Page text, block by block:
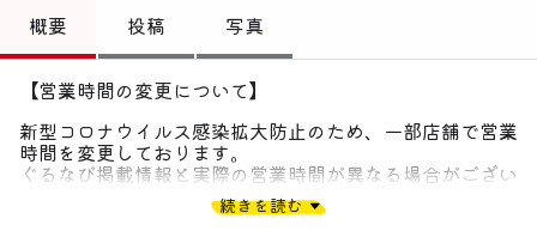
トップ
偏愛コミュニティ
投稿
偏愛記事
概要 投稿 写真
【営業時間の変更について】
新型コロナウイルス感染拡大防止のため、一部店舗で営業
時間を変更しております。
ぐるなび掲載情報と実際の営業時間が異なる場合がござい
お客様にはご不便をおかけいたしますが、何卒ご理解のほ
続きを読む